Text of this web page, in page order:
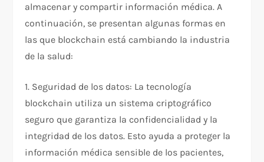
almacenar y compartir información médica. A
continuación, se presentan algunas formas en
las que blockchain está cambiando la industria
de la salud:
1. Seguridad de los datos: La tecnología
blockchain utiliza un sistema criptográfico
seguro que garantiza la confidencialidad y la
integridad de los datos. Esto ayuda a proteger la
información médica sensible de los pacientes,